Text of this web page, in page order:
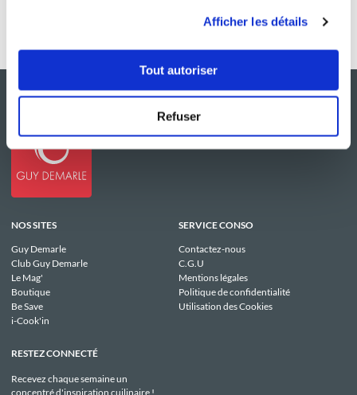
Afficher les détails
Tout autoriser
Refuser
NOS SITES
Guy Demarle
Club Guy Demarle
Le Mag'
Boutique
Be Save
i-Cook'in
SERVICE CONSO
Contactez-nous
C.G.U
Mentions légales
Politique de confidentialité
Utilisation des Cookies
RESTEZ CONNECTÉ
Recevez chaque semaine un
concentré d'inspiration cuilinaire !